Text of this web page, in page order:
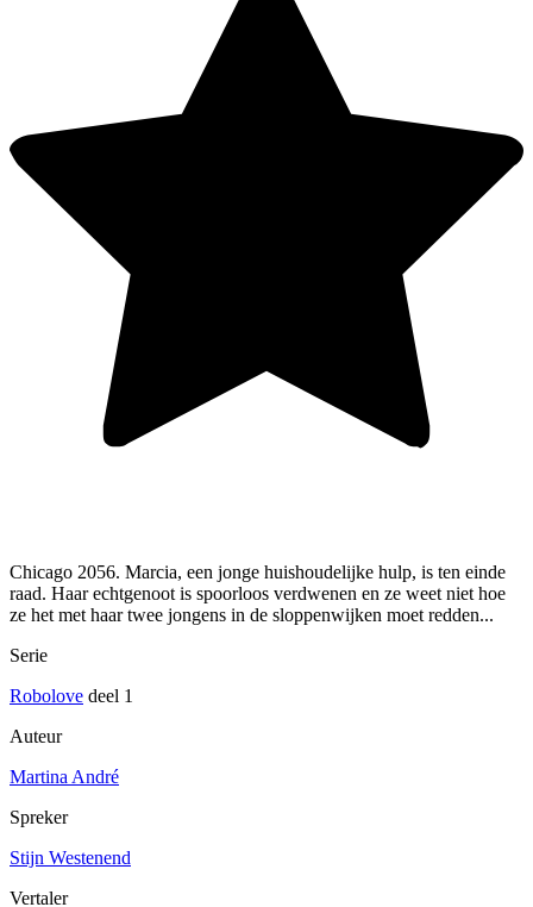
Chicago 2056. Marcia, een jonge huishoudelijke hulp, is ten einde
raad. Haar echtgenoot is spoorloos verdwenen en ze weet niet hoe
ze het met haar twee jongens in de sloppenwijken moet redden...
Serie
Robolove deel 1
Auteur
Martina André
Spreker
Stijn Westenend
Vertaler